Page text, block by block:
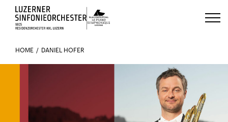
Luzerns Klavierfestival «Le Piano
HOME DANIEL HOFER